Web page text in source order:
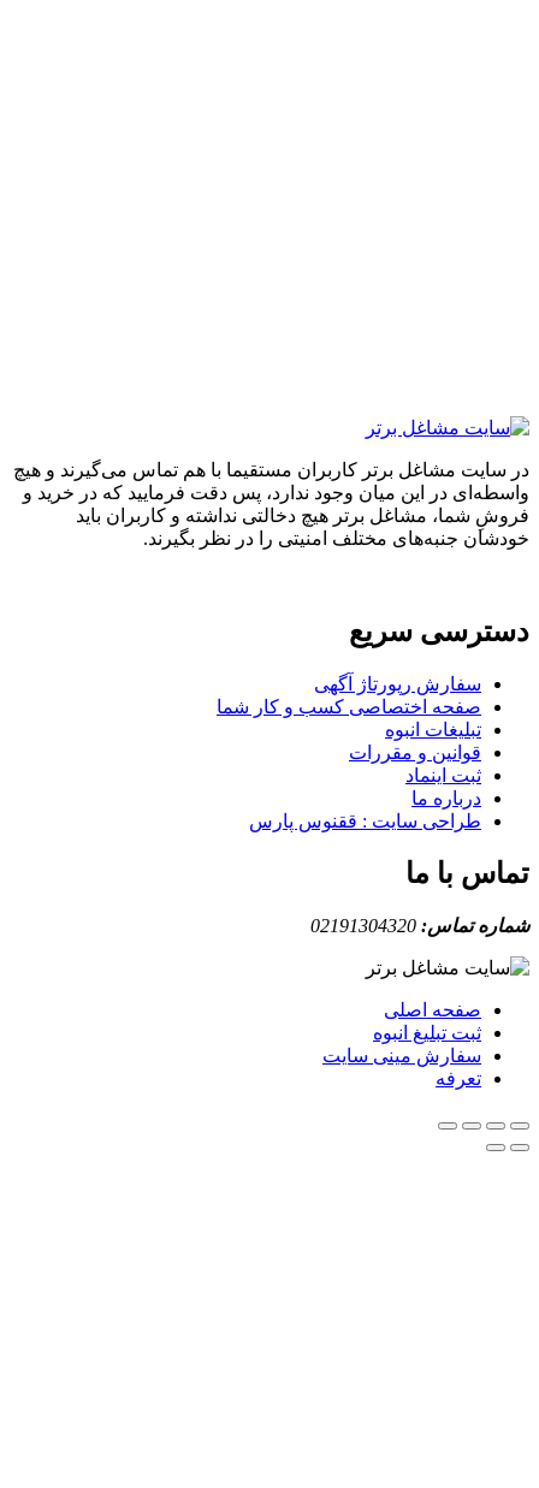
مشاغل برتر کاربران مستقیما با هم تماس می‌گیرند و هیچ
در این میان وجود ندارد، پس دقت فرمایید که در خرید و
شما، مشاغل برتر هیچ دخالتی نداشته و کاربران باید
جنبه‌های مختلف امنیتی را در نظر بگیرند.
سریع
سفارش رپورتاژ آگهی
صفحه اختصاصی کسب و کار شما
تبلیغات انبوه
قوانین و مقررات
ثبت اینماد
درباره ما
طراحی سایت : ققنوس پارس
با ما
تماس:02191304320
صفحه اصلی
ثبت تبلیغ انبوه
سفارش مینی سایت
تعرفه